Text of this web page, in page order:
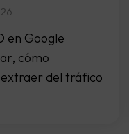
en Google
cómo
del tráfico